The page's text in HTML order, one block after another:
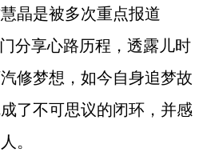
是被多次重点报道
分享心路历程，透露儿时
修梦想，如今自身追梦故
了不可思议的闭环，并感
。